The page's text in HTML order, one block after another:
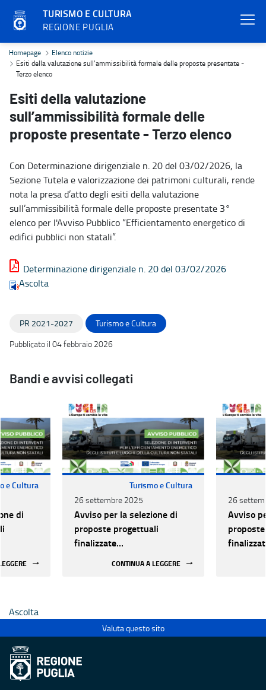
TURISMO E CULTURA
REGIONE PUGLIA
Esiti della valutazione sull’ammissibilità formale delle proposte
Homepage
Elenco notizie
Esiti della valutazione sull’ammissibilità formale delle proposte presentate -
Terzo elenco
Esiti della valutazione
sull’ammissibilità formale delle
proposte presentate - Terzo elenco
Con Determinazione dirigenziale n. 20 del 03/02/2026, la
Sezione Tutela e valorizzazione dei patrimoni culturali, rende
nota la presa d’atto degli esiti della valutazione
sull’ammissibilità formale delle proposte presentate 3°
elenco per l'Avviso Pubblico “Efficientamento energetico di
edifici pubblici non statali”.
Determinazione dirigenziale n. 20 del 03/02/2026
Ascolta
PR 2021-2027
Turismo e Cultura
Pubblicato il 04 febbraio 2026
Bandi e avvisi collegati
e Cultura
di
Turismo e Cultura
26 settembre 2025
Avviso per la selezione di
proposte progettuali
finalizzate
CONTINUA A LEGGERE
26
Avviso
Ascolta
Valuta questo sito